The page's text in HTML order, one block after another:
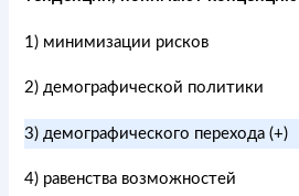
1) минимизации рисков
2) демографической политики
3) демографического перехода (+)
4) равенства возможностей